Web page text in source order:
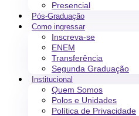
Presencial
Pós-Graduação
Como ingressar
Inscreva-se
ENEM
Transferência
Segunda Graduação
Institucional
Quem Somos
Polos e Unidades
Política de Privacidade